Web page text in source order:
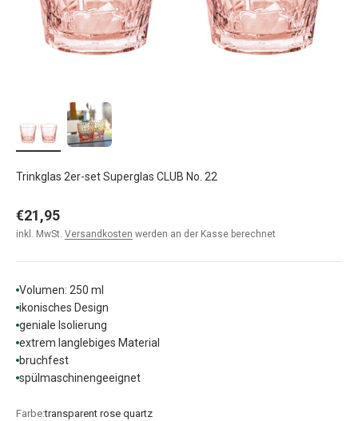
Trinkglas 2er-set Superglas CLUB No. 22
Angebot
€21,95
inkl. MwSt. Versandkosten werden an der Kasse berechnet
Volumen: 250 ml
ikonisches Design
geniale Isolierung
extrem langlebiges Material
bruchfest
spülmaschinengeeignet
Farbe:transparent rose quartz